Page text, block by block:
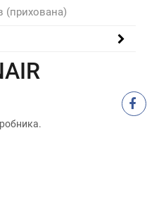
(прихована)